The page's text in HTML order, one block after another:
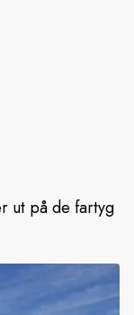
ut på de fartyg